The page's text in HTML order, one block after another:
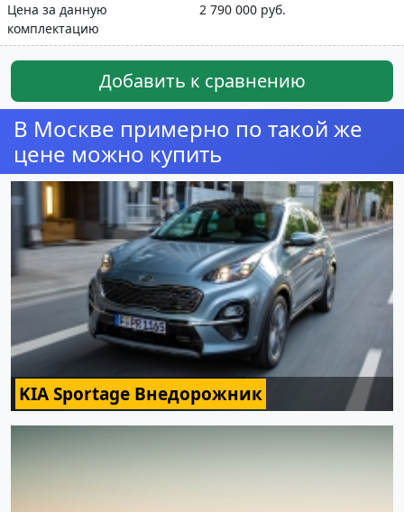
Цена за данную
комплектацию
2 790 000 руб.
Добавить к сравнению
В Москве примерно по такой же
цене можно купить
KIA Sportage Внедорожник